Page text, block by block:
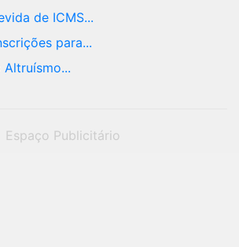
de ICMS...
para...
Espaço Publicitário